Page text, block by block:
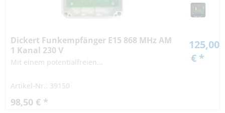
Dickert Funkempfänger E15 868 MHz AM
1 Kanal 230 V
Mit einem potentialfreien...
Artikel-Nr.: 39150
98,50 € *
125,00
€ *